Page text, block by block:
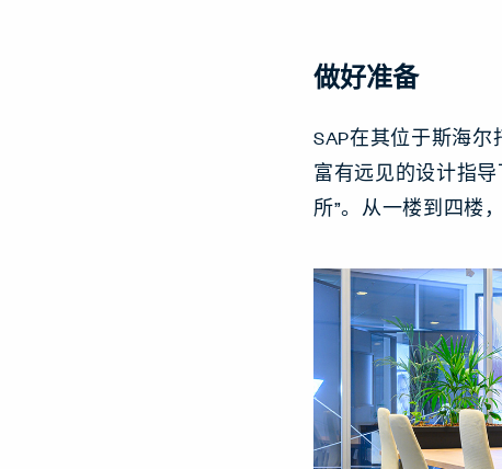
做好准备
SAP在其位于斯海
富有远见的设计指
所”。从一楼到四楼